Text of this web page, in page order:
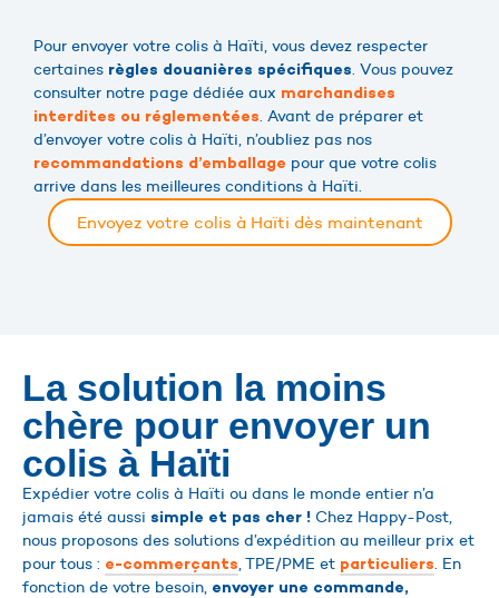
Pour envoyer votre colis à Haïti, vous devez respecter
certaines règles douanières spécifiques. Vous pouvez
consulter notre page dédiée aux marchandises
interdites ou réglementées. Avant de préparer et
d’envoyer votre colis à Haïti, n’oubliez pas nos
recommandations d’emballage pour que votre colis
arrive dans les meilleures conditions à Haïti.
Envoyez votre colis à Haïti dès maintenant
La solution la moins
chère pour envoyer un
colis à Haïti
Expédier votre colis à Haïti ou dans le monde entier n’a
jamais été aussi simple et pas cher ! Chez Happy-Post,
nous proposons des solutions d’expédition au meilleur prix et
pour tous : e-commerçants, TPE/PME et particuliers. En
fonction de votre besoin, envoyer une commande,